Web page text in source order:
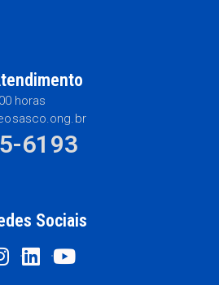
horas
6193
Sociais